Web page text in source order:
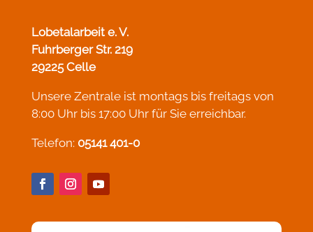
Lobetalarbeit e. V.
Fuhrberger Str. 219
29225 Celle
Unsere Zentrale ist montags bis freitags von
8:00 Uhr bis 17:00 Uhr für Sie erreichbar.
Telefon: 05141 401-0